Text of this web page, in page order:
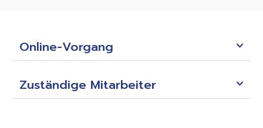
Online-Vorgang
Zuständige Mitarbeiter